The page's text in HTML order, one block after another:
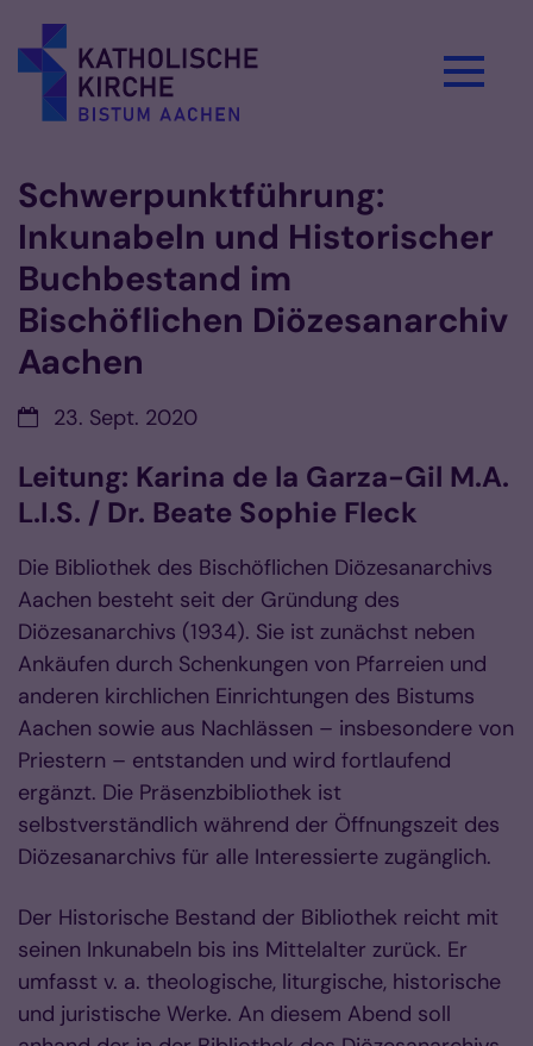
Schwerpunktführung:
Inkunabeln und Historischer
Buchbestand im
Bischöflichen Diözesanarchiv
Aachen
Datum:23. Sept. 2020
Leitung: Karina de la Garza-Gil M.A.
L.I.S. / Dr. Beate Sophie Fleck
Die Bibliothek des Bischöflichen Diözesanarchivs
Aachen besteht seit der Gründung des
Diözesanarchivs (1934). Sie ist zunächst neben
Ankäufen durch Schenkungen von Pfarreien und
anderen kirchlichen Einrichtungen des Bistums
Aachen sowie aus Nachlässen – insbesondere von
Priestern – entstanden und wird fortlaufend
ergänzt. Die Präsenzbibliothek ist
selbstverständlich während der Öffnungszeit des
Diözesanarchivs für alle Interessierte zugänglich.
Der Historische Bestand der Bibliothek reicht mit
seinen Inkunabeln bis ins Mittelalter zurück. Er
umfasst v. a. theologische, liturgische, historische
und juristische Werke. An diesem Abend soll